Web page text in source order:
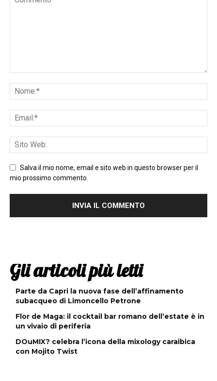
Salva il mio nome, email e sito web in questo browser per il
mio prossimo commento.
Gli articoli più letti
Parte da Capri la nuova fase dell’affinamento
subacqueo di Limoncello Petrone
Flor de Maga: il cocktail bar romano dell’estate è in
un vivaio di periferia
DOuMIX? celebra l’icona della mixology caraibica
con Mojito Twist